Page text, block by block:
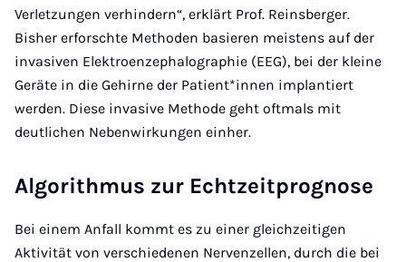
Verletzungen verhindern“, erklärt Prof. Reinsberger.
Bisher erforschte Methoden basieren meistens auf der
invasiven Elektroenzephalographie (EEG), bei der kleine
Geräte in die Gehirne der Patient*innen implantiert
werden. Diese invasive Methode geht oftmals mit
deutlichen Nebenwirkungen einher.
Algorithmus zur Echtzeitprognose
Bei einem Anfall kommt es zu einer gleichzeitigen
Aktivität von verschiedenen Nervenzellen, durch die bei